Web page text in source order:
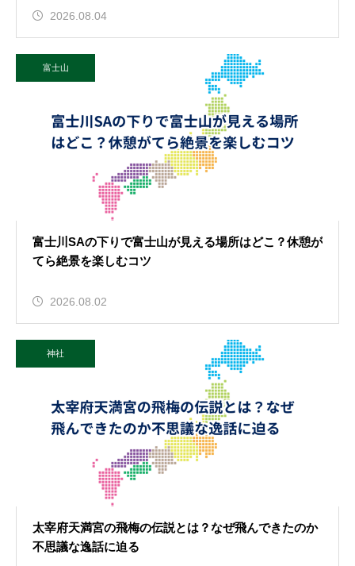
2026.08.04
富士山
富士川SAの下りで富士山が見える場所はどこ？休憩が
てら絶景を楽しむコツ
2026.08.02
神社
太宰府天満宮の飛梅の伝説とは？なぜ飛んできたのか
不思議な逸話に迫る